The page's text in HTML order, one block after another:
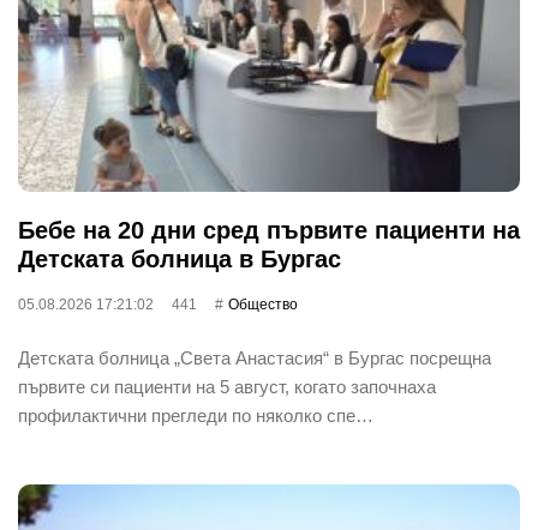
Бебе на 20 дни сред първите пациенти на
Детската болница в Бургас
05.08.2026 17:21:02 441 Общество
Детската болница „Света Анастасия“ в Бургас посрещна
първите си пациенти на 5 август, когато започнаха
профилактични прегледи по няколко спе…